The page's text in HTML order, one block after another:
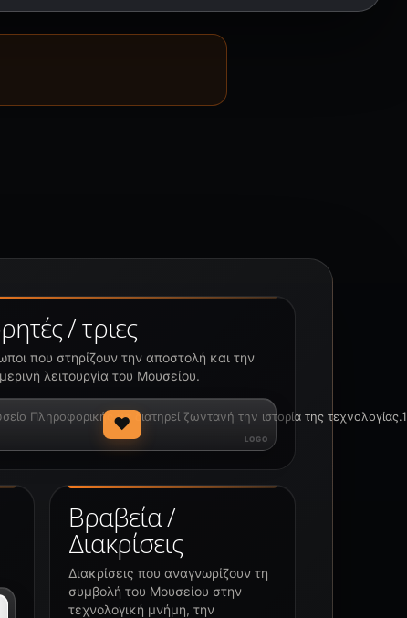
να διατηρεί ζωντανή την ιστορία της τεχνολογίας.1
/ τριες
που στηρίζουν την αποστολή και την
λειτουργία του Μουσείου.
♥
Βραβεία /
Διακρίσεις
Διακρίσεις που αναγνωρίζουν τη
συμβολή του Μουσείου στην
τεχνολογική μνήμη, την